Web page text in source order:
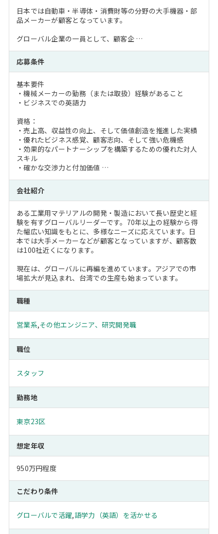
日本では自動車・半導体・消費財等の分野の大手機器・部
品メーカーが顧客となっています。
グローバル企業の一員として、顧客企 …
応募条件
基本要件
・機械メーカーの勤務（または取扱）経験があること
・ビジネスでの英語力
資格：
・売上高、収益性の向上、そして価値創造を推進した実績
・優れたビジネス感覚、顧客志向、そして強い危機感
・効果的なパートナーシップを構築するための優れた対人
スキル
・確かな交渉力と付加価値 …
会社紹介
ある工業用マテリアルの開発・製造において長い歴史と経
験を有すグローバルリーダーです。70年以上の経験から得
た幅広い知識をもとに、多様なニーズに応えています。日
本では大手メーカーなどが顧客となっていますが、顧客数
は100社近くになります。
現在は、グローバルに再編を進めています。アジアでの市
場拡大が見込まれ、台湾での生産も始まっています。
職種
営業系,その他エンジニア、研究開発職
職位
スタッフ
勤務地
東京23区
想定年収
950万円程度
こだわり条件
グローバルで活躍,語学力（英語）を活かせる